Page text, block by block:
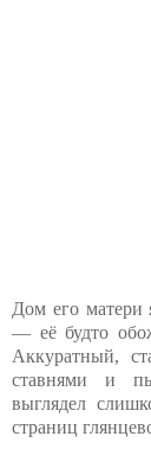
Дом его матери
— её будто
Аккуратный,
ставнями и
выглядел
страниц